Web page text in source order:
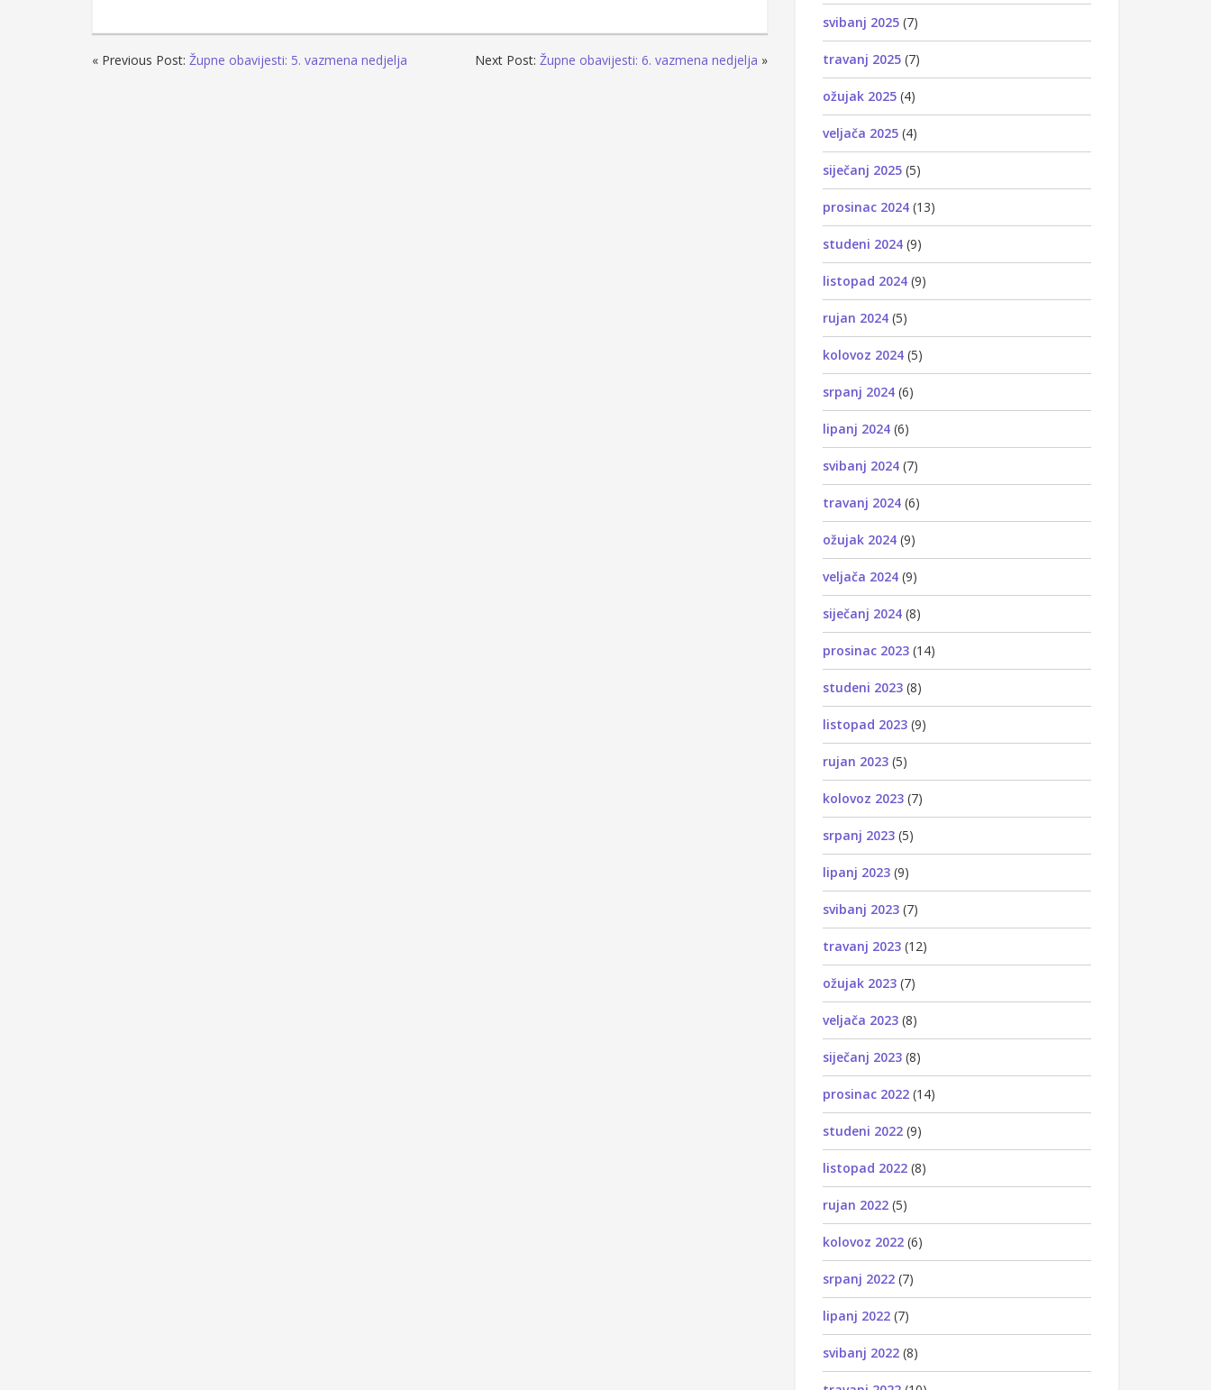
« Previous Post: Župne obavijesti: 5. vazmena nedjelja Next Post: Župne obavijesti: 6. vazmena nedjelja »
svibanj 2025 (7)
travanj 2025 (7)
ožujak 2025 (4)
veljača 2025 (4)
siječanj 2025 (5)
prosinac 2024 (13)
studeni 2024 (9)
listopad 2024 (9)
rujan 2024 (5)
kolovoz 2024 (5)
srpanj 2024 (6)
lipanj 2024 (6)
svibanj 2024 (7)
travanj 2024 (6)
ožujak 2024 (9)
veljača 2024 (9)
siječanj 2024 (8)
prosinac 2023 (14)
studeni 2023 (8)
listopad 2023 (9)
rujan 2023 (5)
kolovoz 2023 (7)
srpanj 2023 (5)
lipanj 2023 (9)
svibanj 2023 (7)
travanj 2023 (12)
ožujak 2023 (7)
veljača 2023 (8)
siječanj 2023 (8)
prosinac 2022 (14)
studeni 2022 (9)
listopad 2022 (8)
rujan 2022 (5)
kolovoz 2022 (6)
srpanj 2022 (7)
lipanj 2022 (7)
svibanj 2022 (8)